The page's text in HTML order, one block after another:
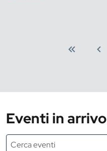
Eventi in arrivo